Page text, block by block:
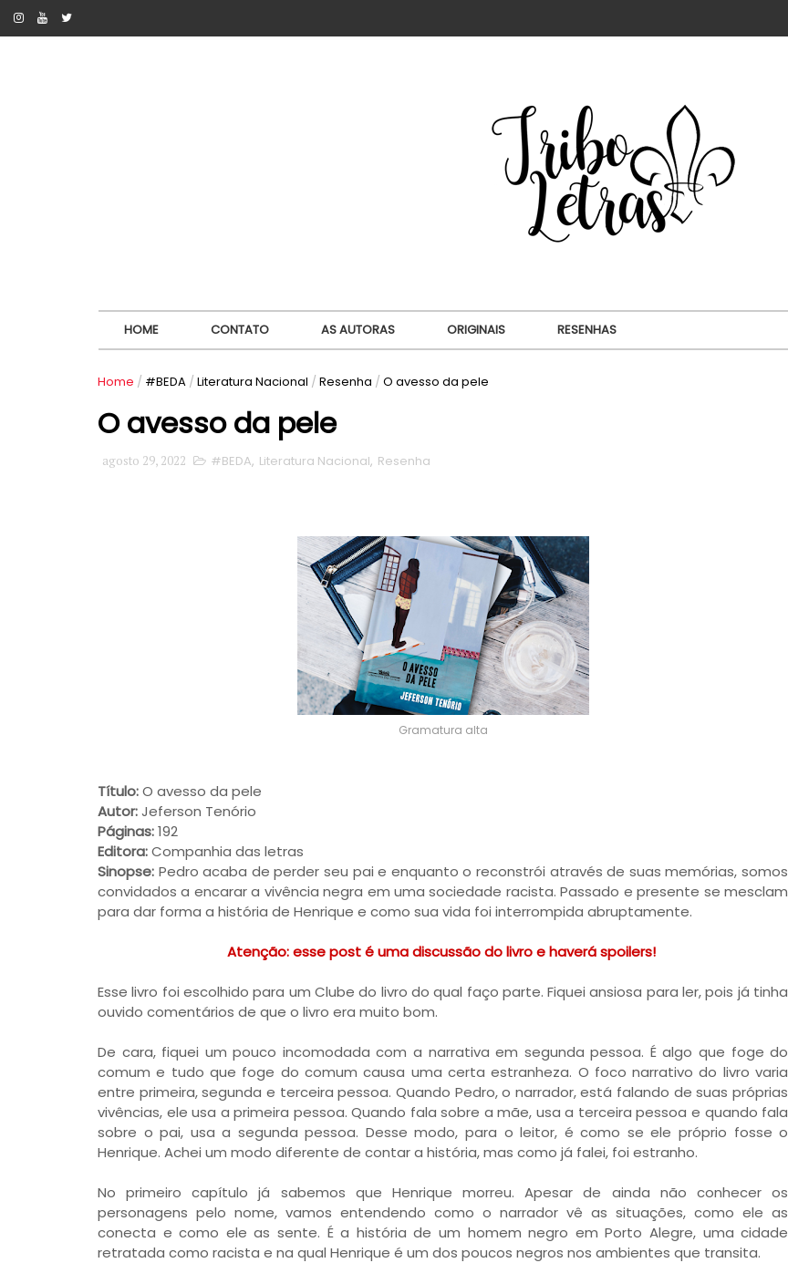
HOME CONTATO AS AUTORAS ORIGINAIS RESENHAS
Home / #BEDA / Literatura Nacional / Resenha / O avesso da pele
O avesso da pele
agosto 29, 2022 #BEDA, Literatura Nacional, Resenha
Gramatura alta
Título:O avesso da pele
Autor:Jeferson Tenório
Páginas:192
Editora:Companhia das letras
Sinopse: Pedro acaba de perder seu pai e enquanto o reconstrói através de suas memórias, somos
convidados a encarar a vivência negra em uma sociedade racista. Passado e presente se mesclam
para dar forma a história de Henrique e como sua vida foi interrompida abruptamente.
Atenção: esse post é uma discussão do livro e haverá spoilers!
Esse livro foi escolhido para um Clube do livro do qual faço parte. Fiquei ansiosa para ler, pois já tinha
ouvido comentários de que o livro era muito bom.
De cara, fiquei um pouco incomodada com a narrativa em segunda pessoa. É algo que foge do
comum e tudo que foge do comum causa uma certa estranheza. O foco narrativo do livro varia
entre primeira, segunda e terceira pessoa. Quando Pedro, o narrador, está falando de suas próprias
vivências, ele usa a primeira pessoa. Quando fala sobre a mãe, usa a terceira pessoa e quando fala
sobre o pai, usa a segunda pessoa. Desse modo, para o leitor, é como se ele próprio fosse o
Henrique. Achei um modo diferente de contar a história, mas como já falei, foi estranho.
No primeiro capítulo já sabemos que Henrique morreu. Apesar de ainda não conhecer os
personagens pelo nome, vamos entendendo como o narrador vê as situações, como ele as
conecta e como ele as sente. É a história de um homem negro em Porto Alegre, uma cidade
retratada como racista e na qual Henrique é um dos poucos negros nos ambientes que transita.